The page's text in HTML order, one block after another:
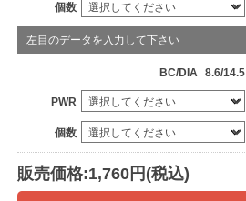
個数
左目のデータを入力して下さい
BC/DIA 8.6/14.5
PWR
個数
販売価格:1,760円(税込)